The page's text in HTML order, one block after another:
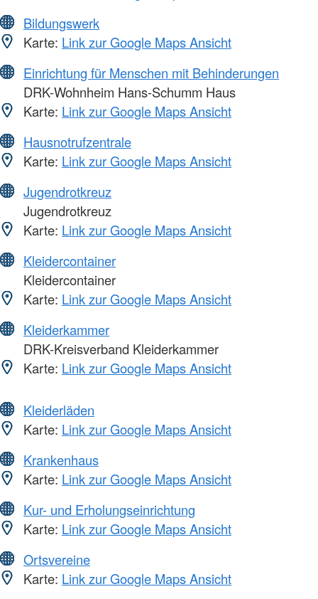
Bildungswerk
Karte: Link zur Google Maps Ansicht
Einrichtung für Menschen mit Behinderungen
DRK-Wohnheim Hans-Schumm Haus
Karte: Link zur Google Maps Ansicht
Hausnotrufzentrale
Karte: Link zur Google Maps Ansicht
Jugendrotkreuz
Jugendrotkreuz
Karte: Link zur Google Maps Ansicht
Kleidercontainer
Kleidercontainer
Karte: Link zur Google Maps Ansicht
Kleiderkammer
DRK-Kreisverband Kleiderkammer
Karte: Link zur Google Maps Ansicht
Kleiderläden
Karte: Link zur Google Maps Ansicht
Krankenhaus
Karte: Link zur Google Maps Ansicht
Kur- und Erholungseinrichtung
Karte: Link zur Google Maps Ansicht
Ortsvereine
Karte: Link zur Google Maps Ansicht